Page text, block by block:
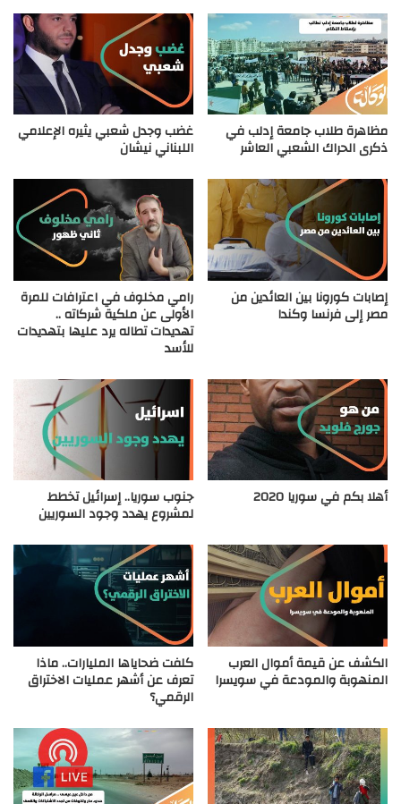
مظاهرة طلاب جامعة إدلب في
ذكرى الحراك الشعبي العاشر
غضب وجدل شعبي يثيره الإعلامي
اللبناني نيشان
إصابات كورونا بين العائدين من
مصر إلى فرنسا وكندا
رامي مخلوف في اعترافات للمرة
الأولى عن ملكية شركاته ..
تهديدات تطاله يرد عليها بتهديدات
للأسد
أهلا بكم في سوريا 2020 جنوب سوريا.. إسرائيل تخطط
لمشروع يهدد وجود السوريين
الكشف عن قيمة أموال العرب
المنهوبة والمودعة في سويسرا
كلفت ضحاياها المليارات.. ماذا
تعرف عن أشهر عمليات الاختراق
الرقمي؟